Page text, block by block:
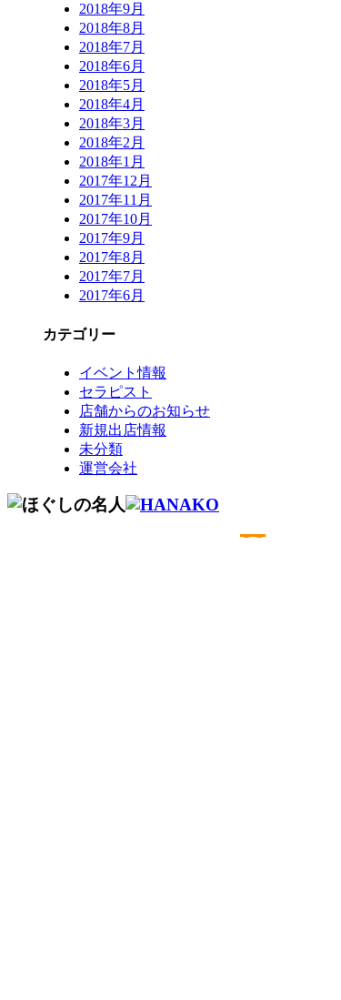
2018年9月
2018年8月
2018年7月
2018年6月
2018年5月
2018年4月
2018年3月
2018年2月
2018年1月
2017年12月
2017年11月
2017年10月
2017年9月
2017年8月
2017年7月
2017年6月
カテゴリー
イベント情報
セラピスト
店舗からのお知らせ
新規出店情報
未分類
運営会社